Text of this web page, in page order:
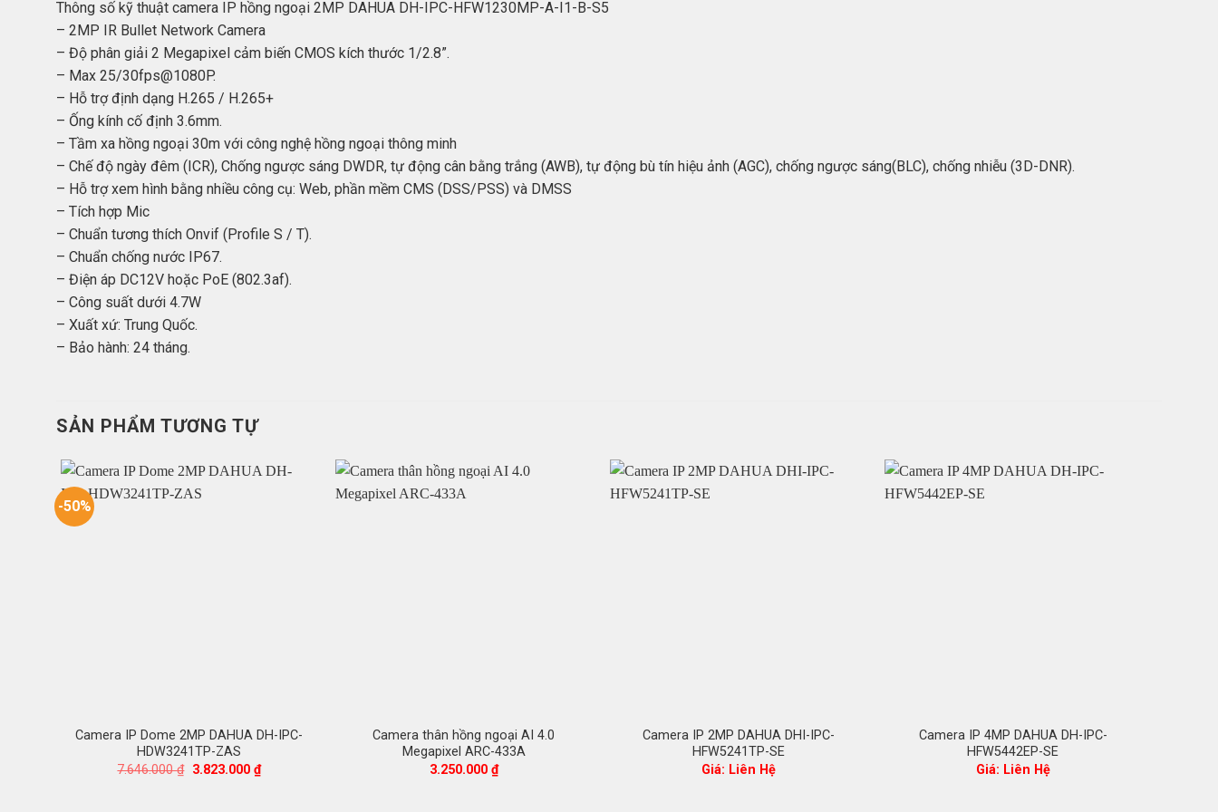
Thông số kỹ thuật camera IP hồng ngoại 2MP DAHUA DH-IPC-HFW1230MP-A-I1-B-S5
– 2MP IR Bullet Network Camera
– Độ phân giải 2 Megapixel cảm biến CMOS kích thước 1/2.8”.
– Max 25/30fps@1080P.
– Hỗ trợ định dạng H.265 / H.265+
– Ống kính cố định 3.6mm.
– Tầm xa hồng ngoại 30m với công nghệ hồng ngoại thông minh
– Chế độ ngày đêm (ICR), Chống ngược sáng DWDR, tự động cân bằng trắng (AWB), tự động bù tín hiệu ảnh (AGC), chống ngược sáng(BLC), chống nhiễu (3D-DNR).
– Hỗ trợ xem hình bằng nhiều công cụ: Web, phần mềm CMS (DSS/PSS) và DMSS
– Tích hợp Mic
– Chuẩn tương thích Onvif (Profile S / T).
– Chuẩn chống nước IP67.
– Điện áp DC12V hoặc PoE (802.3af).
– Công suất dưới 4.7W
– Xuất xứ: Trung Quốc.
– Bảo hành: 24 tháng.
SẢN PHẨM TƯƠNG TỰ
-50%
Camera IP Dome 2MP DAHUA DH-IPC-
HDW3241TP-ZAS
7.646.000₫ Giá
3.823.000 ₫Giá
hiện
Camera thân hồng ngoại AI 4.0
Megapixel ARC-433A
3.250.000 ₫
Camera IP 2MP DAHUA DHI-IPC-
HFW5241TP-SE
Giá: Liên Hệ
Camera IP 4MP DAHUA DH-IPC-
HFW5442EP-SE
Giá: Liên Hệ